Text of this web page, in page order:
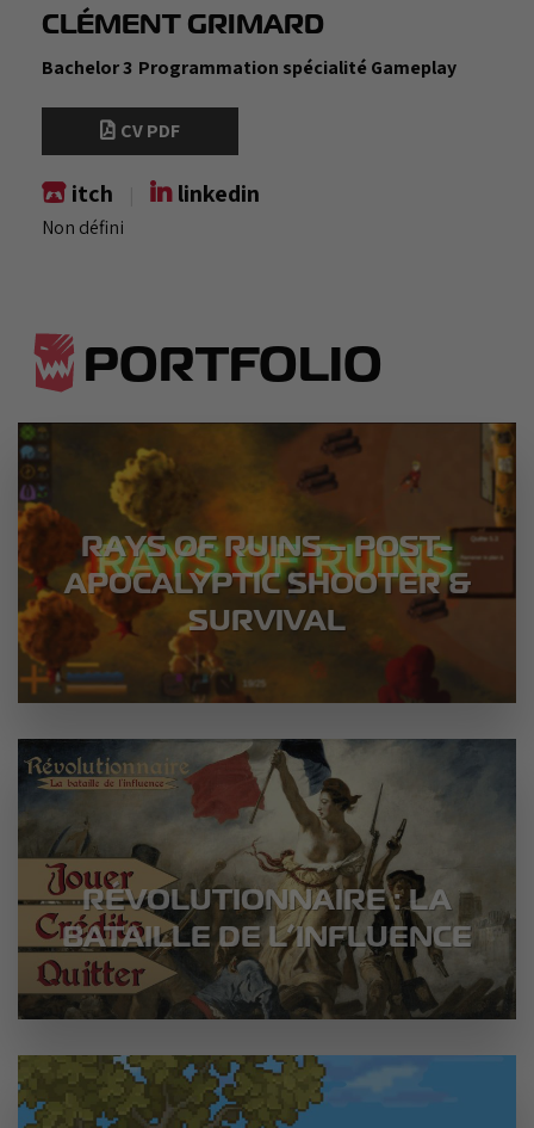
CLÉMENT GRIMARD
Bachelor 3 Programmation spécialité Gameplay
CV PDF
itch linkedin
Non défini
PORTFOLIO
RAYS OF RUINS – POST-
APOCALYPTIC SHOOTER &
SURVIVAL
RÉVOLUTIONNAIRE : LA
BATAILLE DE L’INFLUENCE